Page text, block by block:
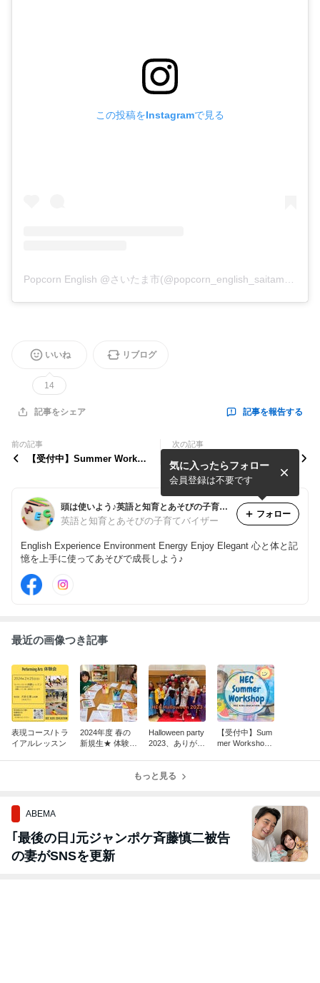
この投稿をInstagramで見る
いいね
14
リブログ
記事をシェア 記事を報告する
前の記事
【受付中】Summer Worksh
次の記事
2023年度 春の新規生★ 体験
ミニレッスン＆説明会のお知
らせ ★
頭は使いよう♪英語と知育とあそびの子育て☆ハピイークラブ
英語と知育とあそびの子育てバイザー
English Experience Environment Energy Enjoy Elegant 心と体と記
憶を上手に使ってあそびで成長しよう♪
気に入ったらフォロー
会員登録は不要です
フォロー
最近の画像つき記事
表現コース/トラ
イアルレッスン
2024年度 春の
新規生★ 体験ミ
Halloween party
2023、ありがと
【受付中】Sum
mer Workshop
もっと見る
ABEMA
｢最後の日｣元ジャンポケ斉藤慎二被告
の妻がSNSを更新